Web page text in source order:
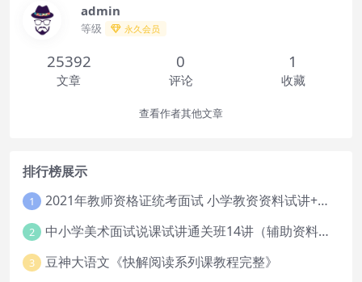
admin
等级 永久会员
25392
文章
0
评论
1
收藏
查看作者其他文章
排行榜展示
1 2021年教师资格证统考面试 小学教资资料试讲+答辩
2 中小学美术面试说课试讲通关班14讲（辅助资料第一套）
3 豆神大语文《快解阅读系列课教程完整》